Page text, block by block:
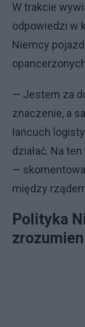
W trakcie
odpowiedzi w
Niemcy
— Jestem za
znaczenie, a
łańcuch
działać. Na
—
między
Polityka